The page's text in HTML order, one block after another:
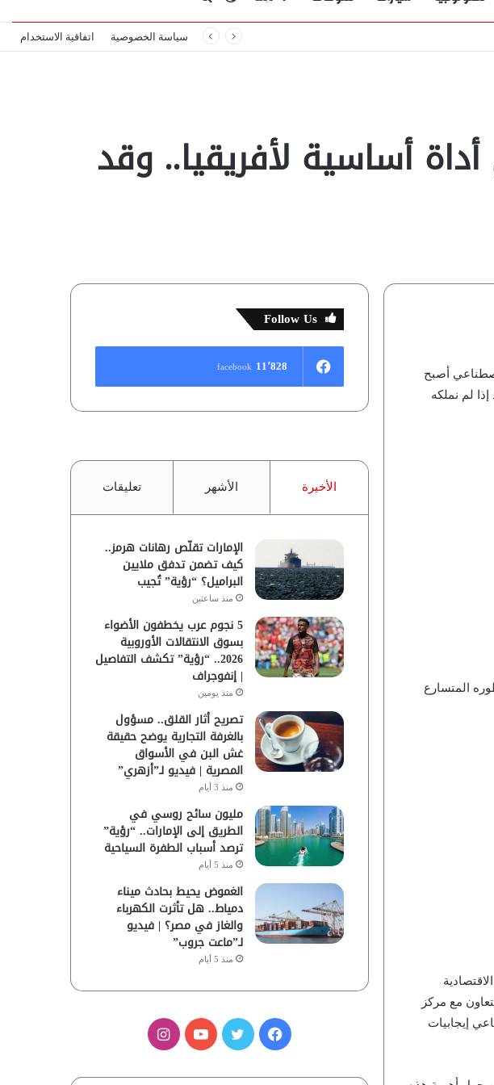
عنالمظلم
سياسة الخصوصية اتفاقية الاستخدام
أساسية لأفريقيا.. وقد
أصبح
لم نملكه
المتسارع
مع مركز
إيجابيات
Follow Us
11٬828 facebook
الأخيرة الأشهر تعليقات
الإمارات تقلّص رهانات هرمز..
كيف تضمن تدفق ملايين
البراميل؟ “رؤية” تُجيب
منذ ساعتين
5 نجوم عرب يخطفون الأضواء
بسوق الانتقالات الأوروبية
2026.. “رؤية” تكشف التفاصيل
| إنفوجراف
منذ يومين
تصريح أثار القلق.. مسؤول
بالغرفة التجارية يوضح حقيقة
غش البن في الأسواق
المصرية | فيديو لـ”أزهري”
منذ 3 أيام
مليون سائح روسي في
الطريق إلى الإمارات.. “رؤية”
ترصد أسباب الطفرة السياحية
منذ 5 أيام
الغموض يحيط بحادث ميناء
دمياط.. هل تأثرت الكهرباء
والغاز في مصر؟ | فيديو
لـ”ماعت جروب”
منذ 5 أيام
ف
ا